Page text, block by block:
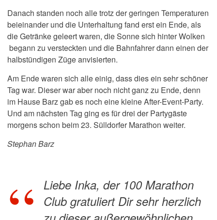
Danach standen noch alle trotz der geringen Temperaturen
beieinander und die Unterhaltung fand erst ein Ende, als
die Getränke geleert waren, die Sonne sich hinter Wolken
begann zu versteckten und die Bahnfahrer dann einen der
halbstündigen Züge anvisierten.
Am Ende waren sich alle einig, dass dies ein sehr schöner
Tag war. Dieser war aber noch nicht ganz zu Ende, denn
im Hause Barz gab es noch eine kleine After-Event-Party.
Und am nächsten Tag ging es für drei der Partygäste
morgens schon beim 23. Sülldorfer Marathon weiter.
Stephan Barz
Liebe Inka, der 100 Marathon
Club gratuliert Dir sehr herzlich